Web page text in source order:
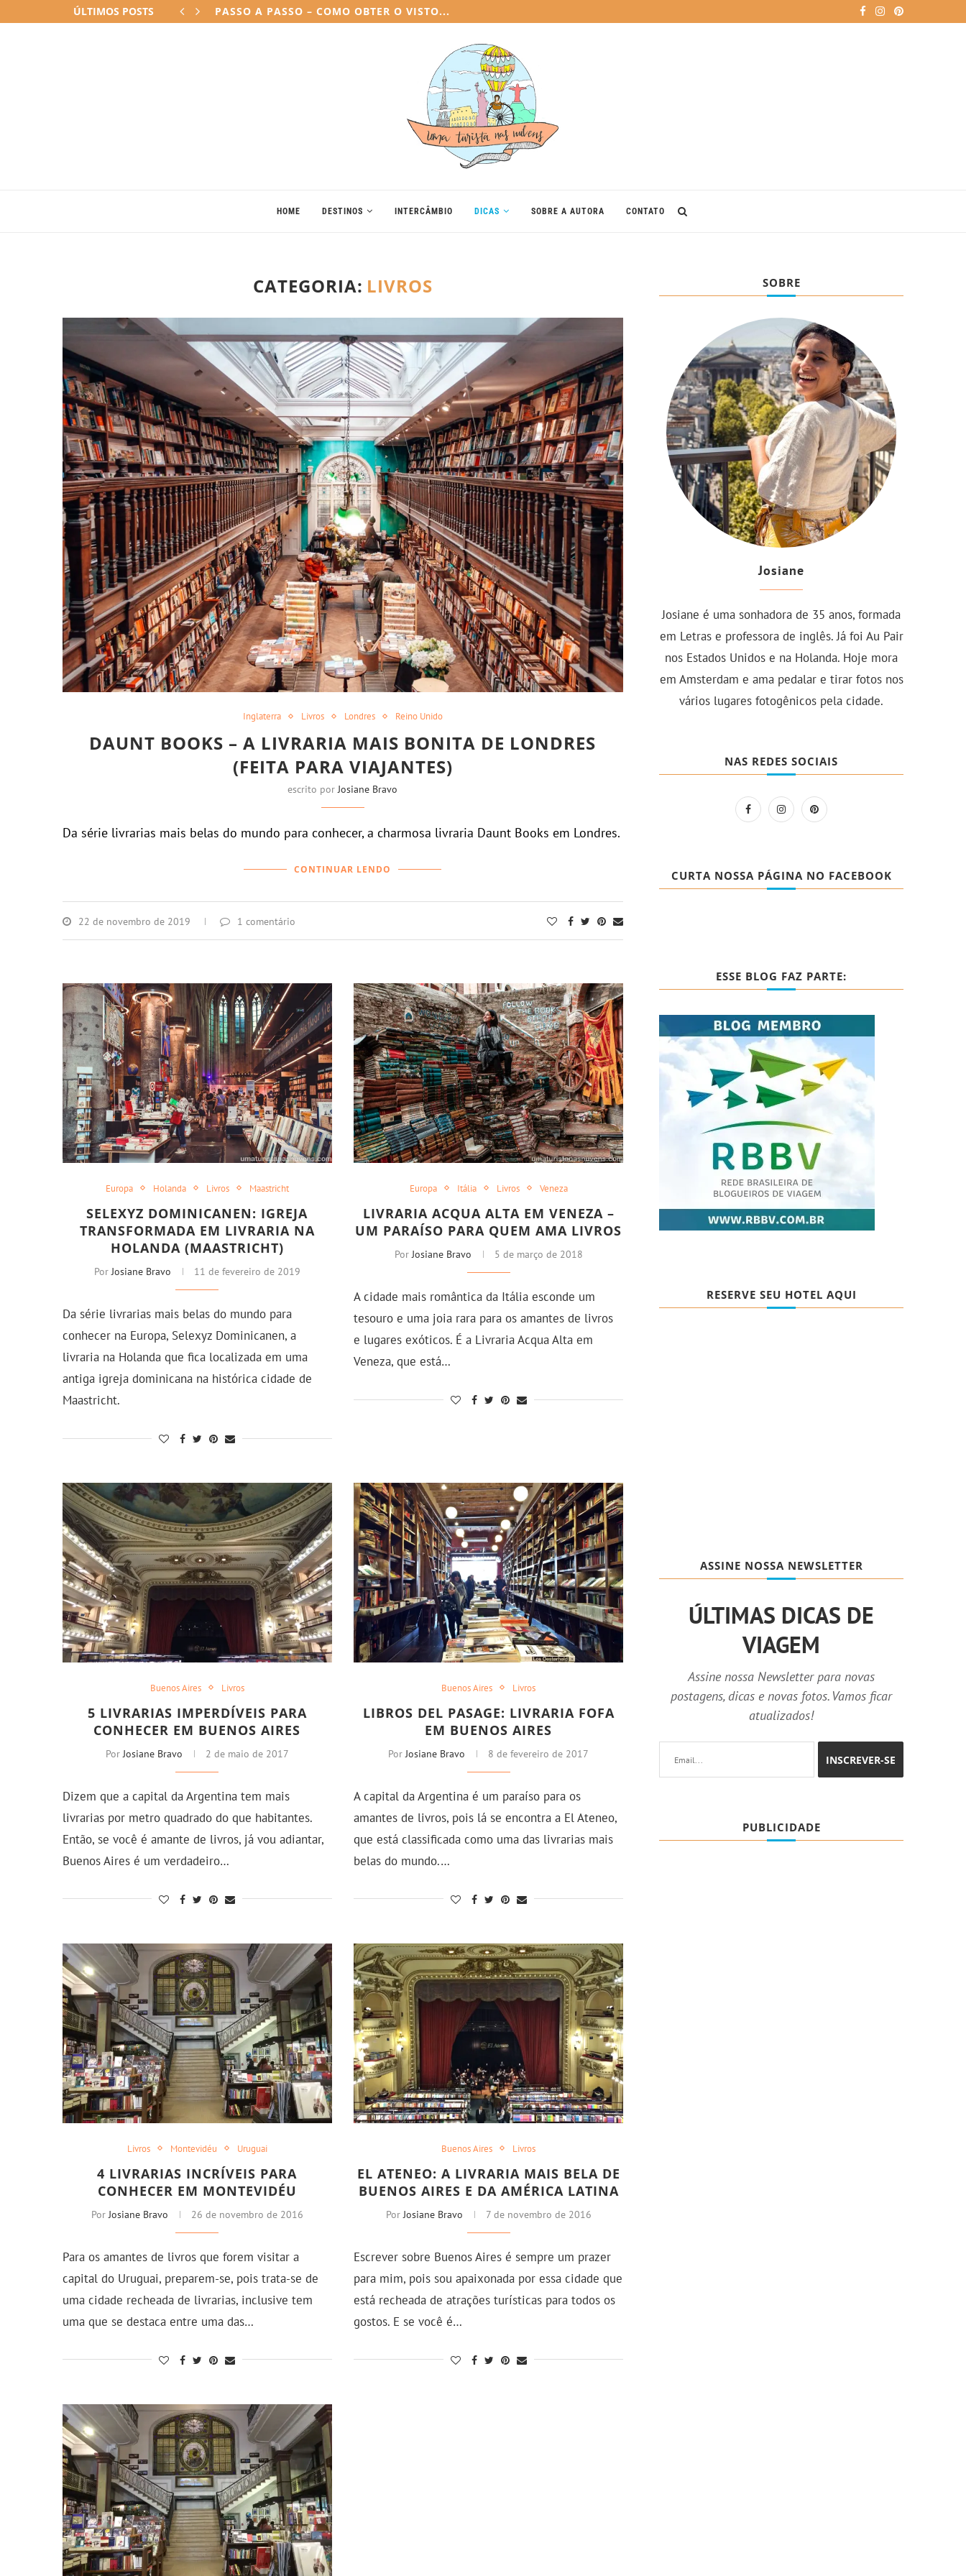
ÚLTIMOS POSTS COMO E POR QUE ME MUDEI PARA A...
HOME DESTINOS INTERCÂMBIO DICAS SOBRE A AUTORA CONTATO
CATEGORIA: LIVROS
Inglaterra Livros Londres Reino Unido
DAUNT BOOKS – A LIVRARIA MAIS BONITA DE LONDRES
(FEITA PARA VIAJANTES)
escrito porJosiane Bravo
Da série livrarias mais belas do mundo para conhecer, a charmosa livraria Daunt Books em Londres.
CONTINUAR LENDO
22 de novembro de 2019 1 comentário
Europa Holanda Livros Maastricht
SELEXYZ DOMINICANEN: IGREJA
TRANSFORMADA EM LIVRARIA NA
HOLANDA (MAASTRICHT)
PorJosiane Bravo 11 de fevereiro de 2019
Da série livrarias mais belas do mundo para
conhecer na Europa, Selexyz Dominicanen, a
livraria na Holanda que fica localizada em uma
antiga igreja dominicana na histórica cidade de
Maastricht.
Europa Itália Livros Veneza
LIVRARIA ACQUA ALTA EM VENEZA –
UM PARAÍSO PARA QUEM AMA LIVROS
PorJosiane Bravo 5 de março de 2018
A cidade mais romântica da Itália esconde um
tesouro e uma joia rara para os amantes de livros
e lugares exóticos. É a Livraria Acqua Alta em
Veneza, que está…
Buenos Aires Livros
5 LIVRARIAS IMPERDÍVEIS PARA
CONHECER EM BUENOS AIRES
PorJosiane Bravo 2 de maio de 2017
Dizem que a capital da Argentina tem mais
livrarias por metro quadrado do que habitantes.
Então, se você é amante de livros, já vou adiantar,
Buenos Aires é um verdadeiro…
Buenos Aires Livros
LIBROS DEL PASAGE: LIVRARIA FOFA
EM BUENOS AIRES
PorJosiane Bravo 8 de fevereiro de 2017
A capital da Argentina é um paraíso para os
amantes de livros, pois lá se encontra a El Ateneo,
que está classificada como uma das livrarias mais
belas do mundo.…
Livros Montevidéu Uruguai
4 LIVRARIAS INCRÍVEIS PARA
CONHECER EM MONTEVIDÉU
Por Josiane Bravo 26 de novembro de 2016
Para os amantes de livros que forem visitar a
capital do Uruguai, preparem-se, pois trata-se de
uma cidade recheada de livrarias, inclusive tem
uma que se destaca entre uma das…
Buenos Aires Livros
EL ATENEO: A LIVRARIA MAIS BELA DE
BUENOS AIRES E DA AMÉRICA LATINA
Por Josiane Bravo 7 de novembro de 2016
Escrever sobre Buenos Aires é sempre um prazer
para mim, pois sou apaixonada por essa cidade que
está recheada de atrações turísticas para todos os
gostos. E se você é…
SOBRE
Josiane
Josiane é uma sonhadora de 35 anos, formada
em Letras e professora de inglês. Já foi Au Pair
nos Estados Unidos e na Holanda. Hoje mora
em Amsterdam e ama pedalar e tirar fotos nos
vários lugares fotogênicos pela cidade.
NAS REDES SOCIAIS
CURTA NOSSA PÁGINA NO FACEBOOK
ESSE BLOG FAZ PARTE:
RESERVE SEU HOTEL AQUI
ASSINE NOSSA NEWSLETTER
ÚLTIMAS DICAS DE
VIAGEM
Assine nossa Newsletter para novas
postagens, dicas e novas fotos. Vamos ficar
atualizados!
PUBLICIDADE